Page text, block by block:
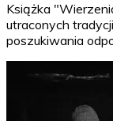
Książka
utraconych
poszukiwania